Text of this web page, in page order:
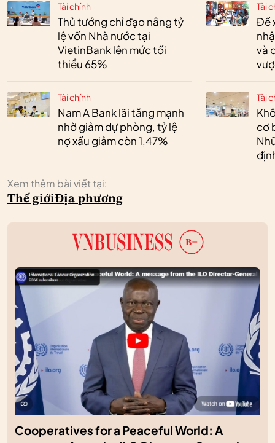
Tài chính
Thủ tướng chỉ đạo nâng tỷ
lệ vốn Nhà nước tại
VietinBank lên mức tối
thiểu 65%
Tài chính
Nam A Bank lãi tăng mạnh
nhờ giảm dự phòng, tỷ lệ
nợ xấu giảm còn 1,47%
Tài
Đề
và
Tài
cơ
Xem thêm bài viết tại:
Thế giớiĐịa phương
Cooperatives for a Peaceful World: A